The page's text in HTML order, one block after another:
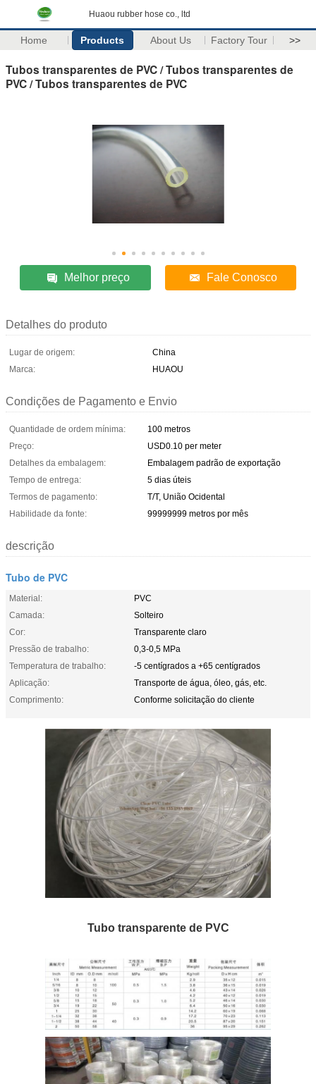
Huaou rubber hose co., ltd
Home Products About Us Factory Tour >>
Tubos transparentes de PVC / Tubos transparentes de
PVC / Tubos transparentes de PVC
Melhor preço Fale Conosco
Detalhes do produto
Lugar de origem:
China
Marca:
HUAOU
Condições de Pagamento e Envio
Quantidade de ordem mínima:
100 metros
Preço:
USD0.10 per meter
Detalhes da embalagem:
Embalagem padrão de exportação
Tempo de entrega:
5 dias úteis
Termos de pagamento:
T/T, União Ocidental
Habilidade da fonte:
99999999 metros por mês
descrição
Tubo de PVC
Material:
PVC
Camada:
Solteiro
Cor:
Transparente claro
Pressão de trabalho:
0,3-0,5 MPa
Temperatura de trabalho:
-5 centígrados a +65 centígrados
Aplicação:
Transporte de água, óleo, gás, etc.
Comprimento:
Conforme solicitação do cliente
Tubo transparente de PVC